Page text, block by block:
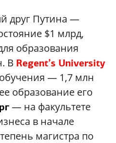
друг Путина —
$1 млрд,
образования
В Regent’s University
— 1,7 млн
образование его
— на факультете
в начале
магистра по